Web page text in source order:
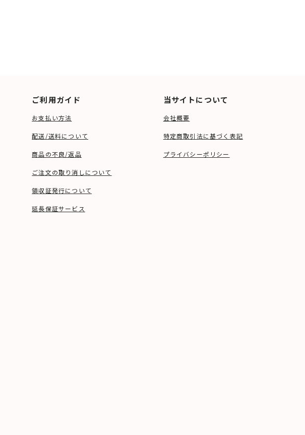
ご利用ガイド
お支払い方法
配送/送料について
商品の不良/返品
ご注文の取り消しについて
領収証発行について
延長保証サービス
当サイトについて
会社概要
特定商取引法に基づく表記
プライバシーポリシー